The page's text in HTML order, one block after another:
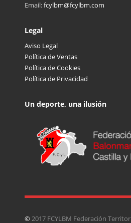
Email:fcylbm@fcylbm.com
Legal
Aviso Legal
Política de Ventas
Política de Cookies
Política de Privacidad
Un deporte, una ilusión
©2017 FCYLBM Federación